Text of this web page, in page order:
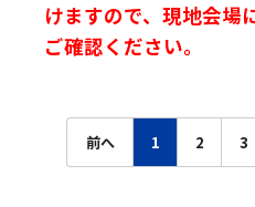
けますので、現地会場
ご確認ください。
前へ 1 2 3